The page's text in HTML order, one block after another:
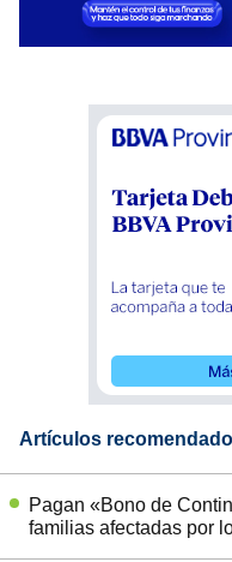
Artículos
Pagan «Bono de
familias afectadas por